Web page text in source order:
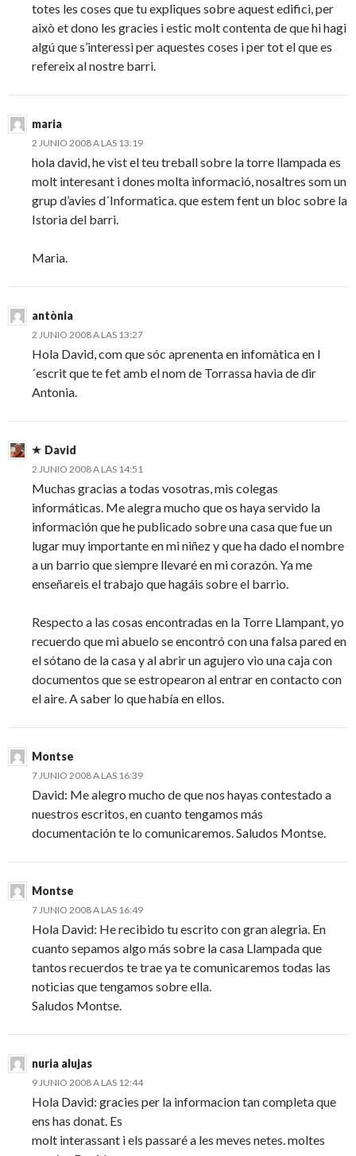
totes les coses que tu expliques sobre aquest edifici, per
això et dono les gracies i estic molt contenta de que hi hagi
algú que s’interessi per aquestes coses i per tot el que es
refereix al nostre barri.
maria
2 JUNIO 2008 A LAS 13:19
hola david, he vist el teu treball sobre la torre llampada es
molt interesant i dones molta informació, nosaltres som un
grup d’avies d´Informatica. que estem fent un bloc sobre la
Istoria del barri.
Maria.
antònia
2 JUNIO 2008 A LAS 13:27
Hola David, com que sóc aprenenta en infomàtica en l
´escrit que te fet amb el nom de Torrassa havia de dir
Antonia.
David
2 JUNIO 2008 A LAS 14:51
Muchas gracias a todas vosotras, mis colegas
informáticas. Me alegra mucho que os haya servido la
información que he publicado sobre una casa que fue un
lugar muy importante en mi niñez y que ha dado el nombre
a un barrio que siempre llevaré en mi corazón. Ya me
enseñareis el trabajo que hagáis sobre el barrio.
Respecto a las cosas encontradas en la Torre Llampant, yo
recuerdo que mi abuelo se encontró con una falsa pared en
el sótano de la casa y al abrir un agujero vio una caja con
documentos que se estropearon al entrar en contacto con
el aire. A saber lo que había en ellos.
Montse
7 JUNIO 2008 A LAS 16:39
David: Me alegro mucho de que nos hayas contestado a
nuestros escritos, en cuanto tengamos más
documentación te lo comunicaremos. Saludos Montse.
Montse
7 JUNIO 2008 A LAS 16:49
Hola David: He recibido tu escrito con gran alegria. En
cuanto sepamos algo más sobre la casa Llampada que
tantos recuerdos te trae ya te comunicaremos todas las
noticias que tengamos sobre ella.
Saludos Montse.
nuria alujas
9 JUNIO 2008 A LAS 12:44
Hola David: gracies per la informacion tan completa que
ens has donat. Es
molt interassant i els passaré a les meves netes. moltes